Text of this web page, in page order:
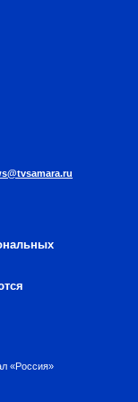
«Россия»